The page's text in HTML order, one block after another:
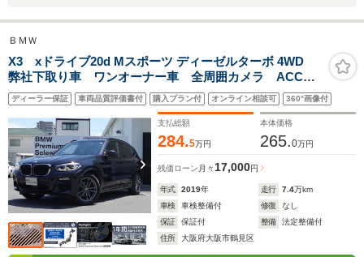
ＢＭＷ
X3 xドライブ20d Mスポーツ ディーゼルターボ 4WD
弊社下取り車 ワンオーナー車 全周囲カメラ ACC
ワイヤレスチャージ ヘッドアップディスプレイ コン
フォートアクセス シートヒーター 電動シート 地デ
ジチューナー
ディーラー保証 車両品質評価書付 購入プラン付 オンライン相談可 360°画像付
支払総額
284.5万円
本体価格
265.0万円
残価ローン 月々 17,000円
年式 2019年 走行 7.4万km
車検
車検整備付 修復
なし
保証
保証付 整備
法定整備付
住所
大阪府大阪市鶴見区